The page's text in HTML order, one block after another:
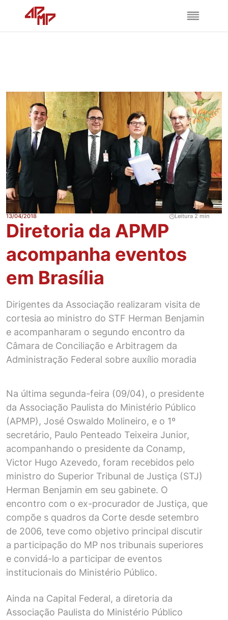
13/04/2018 Leitura 2 min
Diretoria da APMP
acompanha eventos
em Brasília
Dirigentes da Associação realizaram visita de
cortesia ao ministro do STF Herman Benjamin
e acompanharam o segundo encontro da
Câmara de Conciliação e Arbitragem da
Administração Federal sobre auxílio moradia
Na última segunda-feira (09/04), o presidente
da Associação Paulista do Ministério Público
(APMP), José Oswaldo Molineiro, e o 1º
secretário, Paulo Penteado Teixeira Junior,
acompanhando o presidente da Conamp,
Victor Hugo Azevedo, foram recebidos pelo
ministro do Superior Tribunal de Justiça (STJ)
Herman Benjamin em seu gabinete. O
encontro com o ex-procurador de Justiça, que
compõe s quadros da Corte desde setembro
de 2006, teve como objetivo principal discutir
a participação do MP nos tribunais superiores
e convidá-lo a participar de eventos
institucionais do Ministério Público.
Ainda na Capital Federal, a diretoria da
Associação Paulista do Ministério Público